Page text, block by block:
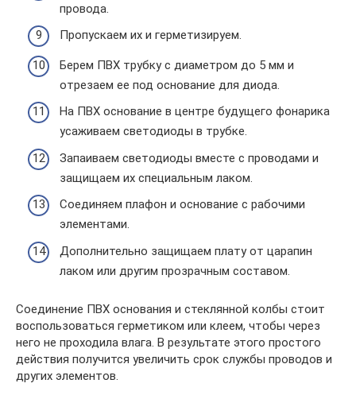
провода.
Пропускаем их и герметизируем.
Берем ПВХ трубку с диаметром до 5 мм и
отрезаем ее под основание для диода.
На ПВХ основание в центре будущего фонарика
усаживаем светодиоды в трубке.
Запаиваем светодиоды вместе с проводами и
защищаем их специальным лаком.
Соединяем плафон и основание с рабочими
элементами.
Дополнительно защищаем плату от царапин
лаком или другим прозрачным составом.
Соединение ПВХ основания и стеклянной колбы стоит
воспользоваться герметиком или клеем, чтобы через
него не проходила влага. В результате этого простого
действия получится увеличить срок службы проводов и
других элементов.